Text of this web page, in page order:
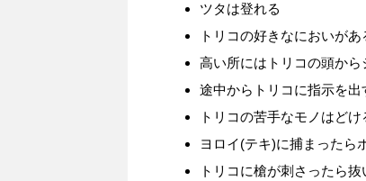
ツタは登れる
トリコの好きなにおいが
高い所にはトリコの頭から
途中からトリコに指示を
トリコの苦手なモノはど
ヨロイ(テキ)に捕まったら
トリコに槍が刺さったら抜